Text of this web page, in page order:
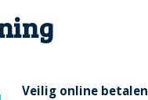
Veilig online betalen